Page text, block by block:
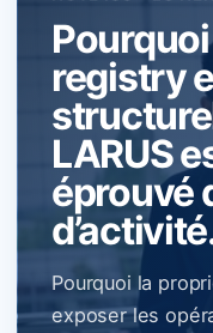
registry
LARUS
éprouvé
Pourquoi la
exposer les